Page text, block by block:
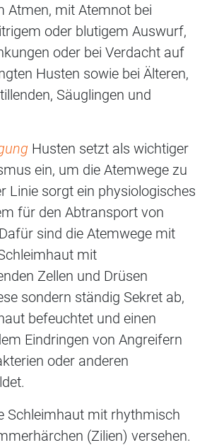
Atmen, mit Atemnot bei
oder blutigem Auswurf,
oder bei Verdacht auf
Husten sowie bei Älteren,
Säuglingen und
Husten setzt als wichtiger
ein, um die Atemwege zu
Linie sorgt ein physiologisches
für den Abtransport von
sind die Atemwege mit
mit
Zellen und Drüsen
sondern ständig Sekret ab,
befeuchtet und einen
Eindringen von Angreifern
oder anderen
Schleimhaut mit rhythmisch
(Zilien) versehen.